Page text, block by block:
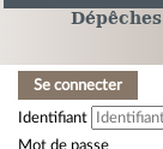
Dépêches
Se connecter
Identifiant
Mot de passe